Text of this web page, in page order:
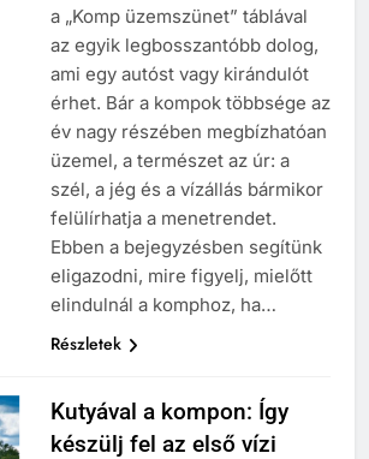
a „Komp üzemszünet” táblával
az egyik legbosszantóbb dolog,
ami egy autóst vagy kirándulót
érhet. Bár a kompok többsége az
év nagy részében megbízhatóan
üzemel, a természet az úr: a
szél, a jég és a vízállás bármikor
felülírhatja a menetrendet.
Ebben a bejegyzésben segítünk
eligazodni, mire figyelj, mielőtt
elindulnál a komphoz, ha…
Részletek
Kutyával a kompon: Így
készülj fel az első vízi